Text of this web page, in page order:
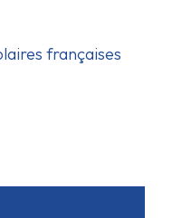
françaises